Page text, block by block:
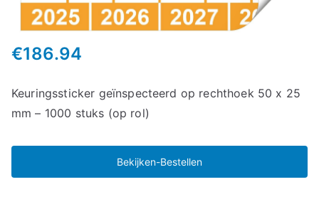
€186.94
Keuringssticker geïnspecteerd op rechthoek 50 x 25
mm – 1000 stuks (op rol)
Bekijken-Bestellen